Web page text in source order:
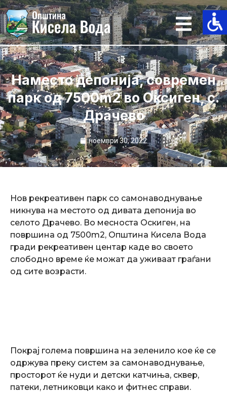
Skip
to
content
Наместо депонија, современ
парк од 7500m2 во Оксиген, с.
Драчево
ноември 30, 2022
Нов рекреативен парк со самонаводнување
никнува на местото од дивата депонија во
селото Драчево. Во месноста Оскиген, на
површина од 7500m2, Општина Кисела Вода
гради рекреативен центар каде во своето
слободно време ќе можат да уживаат граѓани
од сите возрасти.
Покрај голема површина на зеленило кое ќе се
одржува преку систем за самонаводнување,
просторот ќе нуди и детски катчиња, сквер,
патеки, летниковци како и фитнес справи.